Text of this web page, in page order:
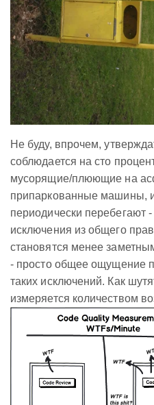
Не буду, впрочем,
соблюдается на сто
мусорящие/плюющие на
припаркованные машины,
периодически перебегают
исключения из общего
становятся менее
- просто общее ощущение
таких исключений. Как
измеряется количеством